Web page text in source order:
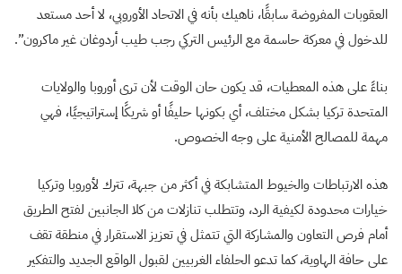
العقوبات المفروضة سابقًا، ناهيك بأنه في الاتحاد الأوروبي، لا أحد مستعد
للدخول في معركة حاسمة مع الرئيس التركي رجب طيب أردوغان غير ماكرون”.
بناءً على هذه المعطيات، قد يكون حان الوقت لأن ترى أوروبا والولايات
المتحدة تركيا بشكل مختلف، أي بكونها حليفًا أو شريكًا إستراتيجيًا، فهي
مهمة للمصالح الأمنية على وجه الخصوص.
هذه الارتباطات والخيوط المتشابكة في أكثر من جبهة، تترك لأوروبا وتركيا
خيارات محدودة لكيفية الرد، وتتطلب تنازلات من كلا الجانبين لفتح الطريق
أمام فرص التعاون والمشاركة التي تتمثل في تعزيز الاستقرار في منطقة تقف
على حافة الهاوية، كما تدعو الحلفاء الغربيين لقبول الواقع الجديد والتفكير